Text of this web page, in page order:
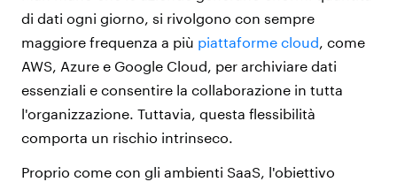
di dati ogni giorno, si rivolgono con sempre
maggiore frequenza a più piattaforme cloud, come
AWS, Azure e Google Cloud, per archiviare dati
essenziali e consentire la collaborazione in tutta
l'organizzazione. Tuttavia, questa flessibilità
comporta un rischio intrinseco.
Proprio come con gli ambienti SaaS, l'obiettivo